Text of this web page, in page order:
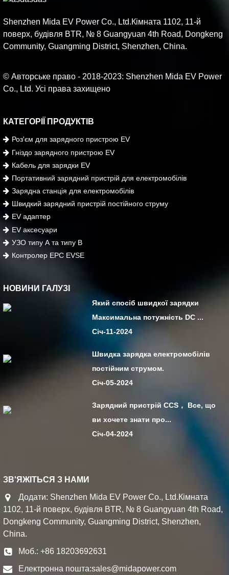
Shenzhen Mida EV Power Co., Ltd.Кімната 1102, 11-й
поверх, будівля BTR, № 8 Guangyuan 4th Road, Dongkeng
Community, Guangming District, Shenzhen, China.
© Авторське право - 2018-2023: Shenzhen Mida EV Power
Co., Ltd. Усі права захищено
КАТЕГОРІЇ ПРОДУКТІВ
Роз'єм для зарядного пристрою EV
Гніздо зарядного пристрою EV
Кабель для зарядки EV
Портативний зарядний пристрій для електромобілів
Зарядна станція для електромобілів
Швидкий зарядний пристрій постійного струму
EV адаптер
EV аксесуари
УЗО типу А та типу В
Контролер EPC EVSE
НОВИНИ ГАЛУЗІ
Який спосіб швидкої зарядки
Максимальна потужність DC ...
Січ-11-2024
Швидка зарядка електромобілів
постійним струмом.
Січ-05-2024
Зарядний пристрій CCS， Все, що
ви хочете знати про...
Січ-04-2024
ЗВ'ЯЖІТЬСЯ З НАМИ
Додати: Shenzhen Mida EV Power Co., Ltd.Кімната
1102, 11-й поверх, будівля BTR, № 8 Guangyuan 4th Road,
Dongkeng Community, Guangming District, Shenzhen,
China.
Моб.: +86 18203692631
Електронна пошта:sales@midapower.com